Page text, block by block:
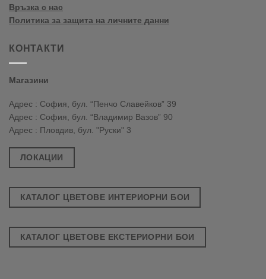
Връзка с нас
Политика за защита на личните данни
КОНТАКТИ
Магазини
Адрес : София, бул. “Пенчо Славейков” 39
Адрес : София, бул. “Владимир Вазов” 90
Адрес : Пловдив, бул. "Руски" 3
ЛОКАЦИИ
КАТАЛОГ ЦВЕТОВЕ ИНТЕРИОРНИ БОИ
КАТАЛОГ ЦВЕТОВЕ ЕКСТЕРИОРНИ БОИ